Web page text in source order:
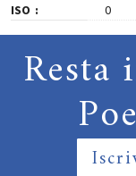
ISO
0